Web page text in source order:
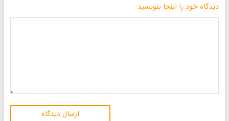
دیدگاه خود را اینجا بنویسید:
ارسال دیدگاه